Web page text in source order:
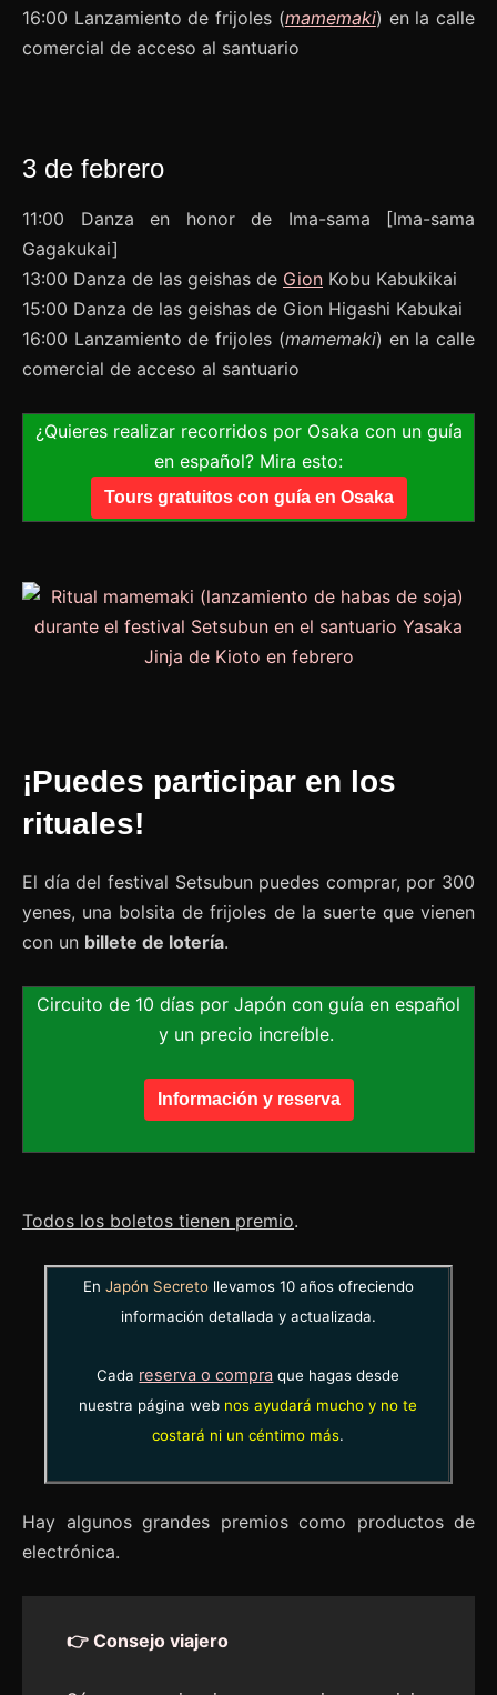
16:00 Lanzamiento de frijoles (mamemaki) en la calle
comercial de acceso al santuario
3 de febrero
11:00 Danza en honor de Ima-sama [Ima-sama
Gagakukai]
13:00 Danza de las geishas de Gion Kobu Kabukikai
15:00 Danza de las geishas de Gion Higashi Kabukai
16:00 Lanzamiento de frijoles (mamemaki) en la calle
comercial de acceso al santuario
¿Quieres realizar recorridos por Osaka con un guía
en español? Mira esto:
Tours gratuitos con guía en Osaka
¡Puedes participar en los
rituales!
El día del festival Setsubun puedes comprar, por 300
yenes, una bolsita de frijoles de la suerte que vienen
con un billete de lotería.
Circuito de 10 días por Japón con guía en español
y un precio increíble.
Información y reserva
Todos los boletos tienen premio.
En Japón Secretollevamos 10 años ofreciendo
información detallada y actualizada.
Cada reserva o compra que hagas desde
nuestra página web nos ayudará mucho y no te
costará ni un céntimo más.
Hay algunos grandes premios como productos de
electrónica.
👉 Consejo viajero